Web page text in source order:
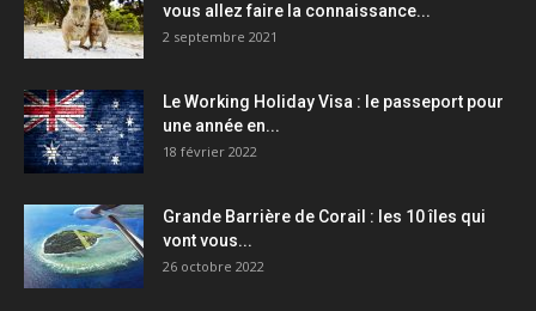
vous allez faire la connaissance...
2 septembre 2021
Le Working Holiday Visa : le passeport pour
une année en...
18 février 2022
Grande Barrière de Corail : les 10 îles qui
vont vous...
26 octobre 2022